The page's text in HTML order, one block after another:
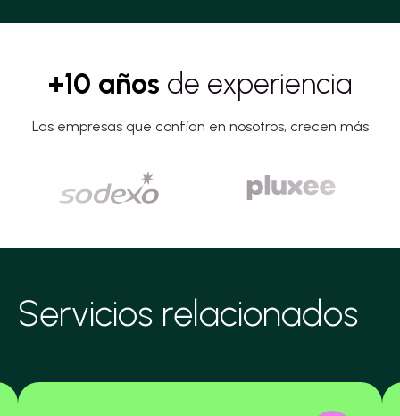
+10 años de experiencia
Las empresas que confían en nosotros, crecen más
Servicios relacionados